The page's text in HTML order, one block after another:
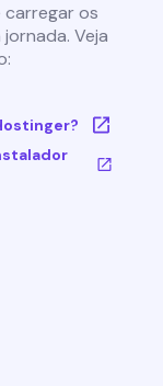
carregar os
Veja